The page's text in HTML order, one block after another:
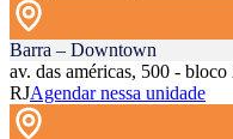
Barra – Downtown
av. das américas, 500 -
RJAgendar nessa unidade